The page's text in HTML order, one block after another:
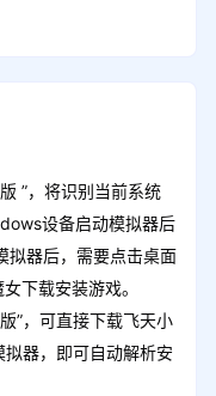
”，将识别当前系统
设备启动模拟器后
拟器后，需要点击桌面
下载安装游戏。
”，可直接下载飞天小
器，即可自动解析安